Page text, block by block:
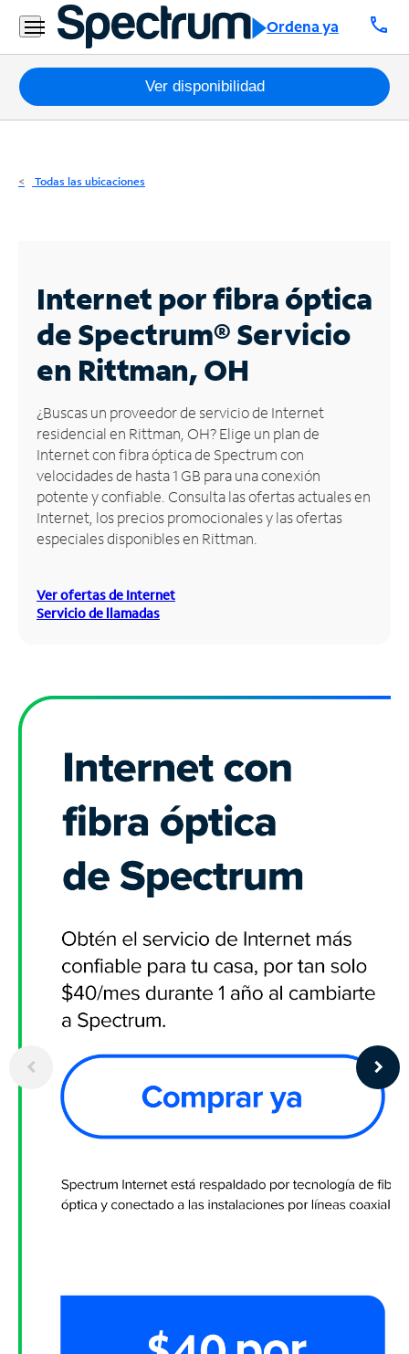
Ordena ya call
Residencial
Business
Paquetes
Internet
Business
Contáctanos
Inglés
Administrar
cuenta
Encuentra
una
tienda
Ver disponibilidad
Todas las ubicaciones
Internet por fibra óptica
de Spectrum®Servicio
en Rittman, OH
¿Buscas un proveedor de servicio de Internet
residencial en Rittman, OH? Elige un plan de
Internet con fibra óptica de Spectrum con
velocidades de hasta 1 GB para una conexión
potente y confiable. Consulta las ofertas actuales en
Internet, los precios promocionales y las ofertas
especiales disponibles en Rittman.
Ver ofertas de Internet
Servicio de llamadas